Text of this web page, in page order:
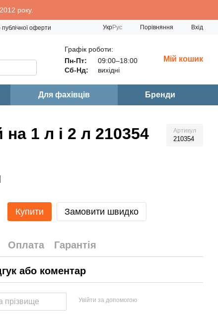
року.
публічної оферти
УкрРус Порівняння Вхід
Графік роботи:
Пн-Пт:
09:00–18:00
Сб-Нд:
вихідні
Мій кошик
Для фахівців Бренди
1 л і 2 л 210354 Артикул
210354
Купити Замовити швидко
Оплата Гарантія
або коментар
Увійти за допомогою